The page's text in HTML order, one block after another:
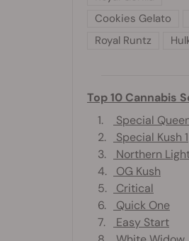
Cookies Gelato
Royal Runtz
Top 10 Cannabis
1.
Special
2.
Special Kush 1
3.
Northern
4.
OG Kush
5.
Critical
6.
Quick One
7.
Easy Start